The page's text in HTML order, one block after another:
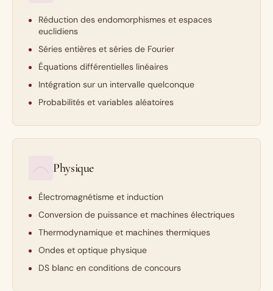
Réduction des endomorphismes et espaces
euclidiens
Séries entières et séries de Fourier
Équations différentielles linéaires
Intégration sur un intervalle quelconque
Probabilités et variables aléatoires
Physique
Électromagnétisme et induction
Conversion de puissance et machines électriques
Thermodynamique et machines thermiques
Ondes et optique physique
DS blanc en conditions de concours